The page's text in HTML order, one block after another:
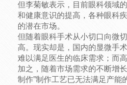
但李菊敏表示，目前眼科领域
和健康意识的提高，各种眼科
的潜在市场。
但随着眼科手术从小切口向微
高。现实却是，国内的显微手
难以满足医生的临床需求；而
加之，随着市场需求的不断增
制作”制作工艺已无法满足产能